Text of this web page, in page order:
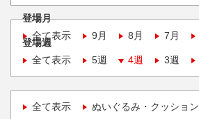
登場月
全て表示
9月 8月 7月
登場週
全て表示
5週 4週 3週
全て表示 ぬいぐるみ・クッション